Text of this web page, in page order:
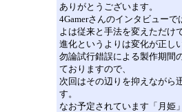
ありがとうございます。
4Gamerさんのインタビュー
よは従来と手法を変えただけ
進化というよりは変化が正し
勿論試行錯誤による製作期間
ておりますので、
次回はその辺りを抑えながら
す。
なお予定されています「月姫